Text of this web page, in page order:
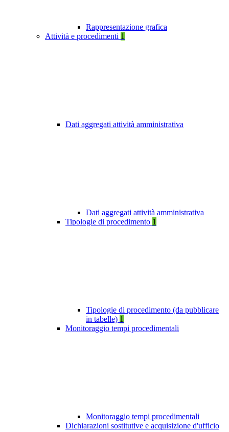
Rappresentazione grafica
Attività e procedimenti 1
Dati aggregati attività amministrativa
Dati aggregati attività amministrativa
Tipologie di procedimento 1
Tipologie di procedimento (da pubblicare
in tabelle) 1
Monitoraggio tempi procedimentali
Monitoraggio tempi procedimentali
Dichiarazioni sostitutive e acquisizione d'ufficio